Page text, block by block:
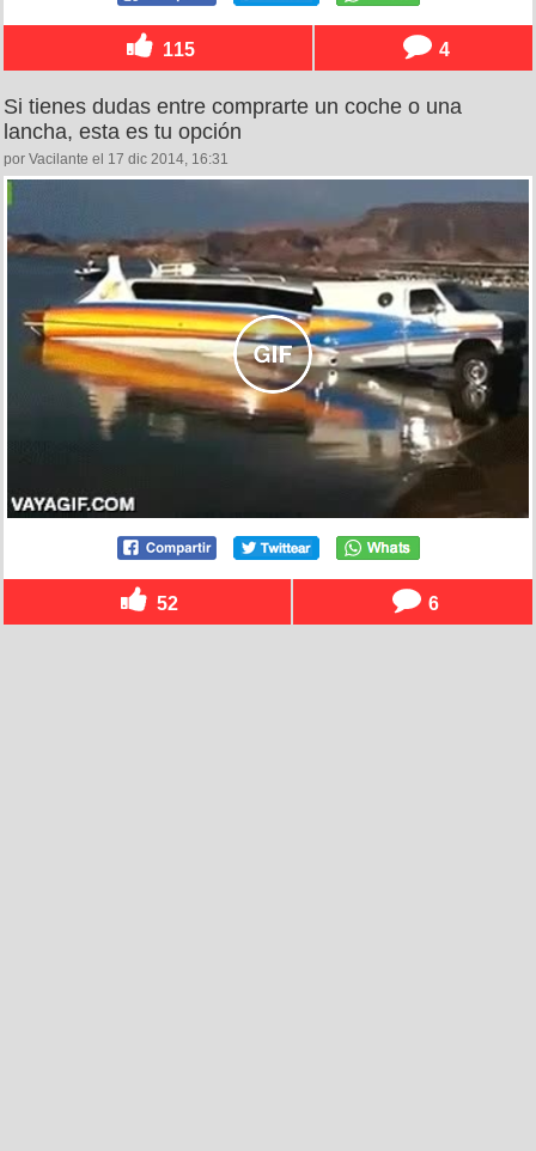
115 4
Si tienes dudas entre comprarte un coche o una
lancha, esta es tu opción
por Vacilante el 17 dic 2014, 16:31
52 6